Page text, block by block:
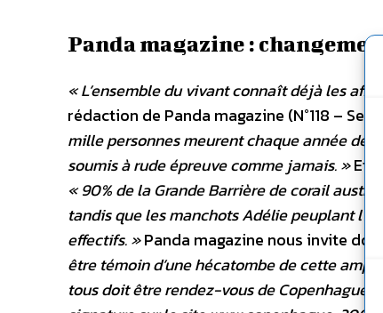
Panda magazine :
« L’ensemble du vivant connaît déjà les
rédaction de Panda magazine (N°118 –
mille personnes meurent chaque année de
soumis à rude épreuve comme jamais. »Et
« 90% de la Grande Barrière de corail
tandis que les manchots Adélie peuplant
effectifs. »Panda magazine nous invite donc
être témoin d’une hécatombe de cette
tous doit être rendez-vous de Copenhague.